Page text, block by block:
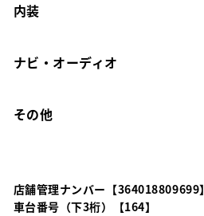
内装
ナビ・オーディオ
その他
店舗管理ナンバー【364018809699】
車台番号（下3桁）【164】